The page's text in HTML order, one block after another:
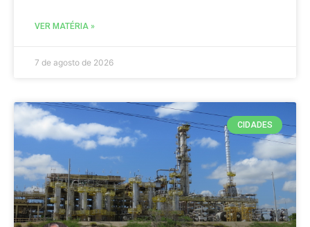
VER MATÉRIA »
7 de agosto de 2026
CIDADES